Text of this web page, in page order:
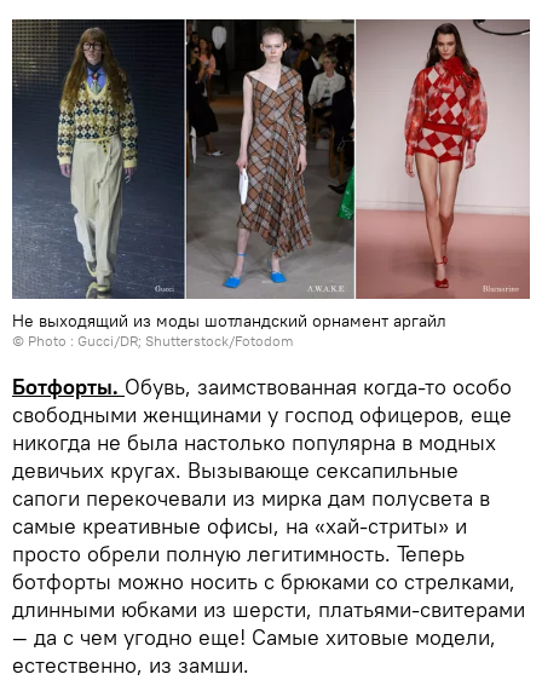
Не выходящий из моды шотландский орнамент аргайл
© Photo : Gucci/DR; Shutterstock/Fotodom
Ботфорты. Обувь, заимствованная когда-то особо
свободными женщинами у господ офицеров, еще
никогда не была настолько популярна в модных
девичьих кругах. Вызывающе сексапильные
сапоги перекочевали из мирка дам полусвета в
самые креативные офисы, на «хай-стриты» и
просто обрели полную легитимность. Теперь
ботфорты можно носить с брюками со стрелками,
длинными юбками из шерсти, платьями-свитерами
— да с чем угодно еще! Самые хитовые модели,
естественно, из замши.